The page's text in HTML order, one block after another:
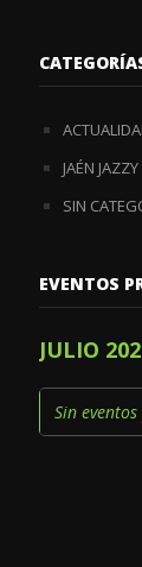
JAÉN JAZZY
SIN
EVENTOS
JULIO
Sin